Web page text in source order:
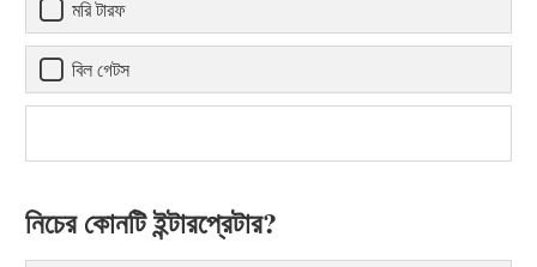
মরি টারফ
বিল গেটস
নিচের কোনটি ইন্টারপ্রেটার?